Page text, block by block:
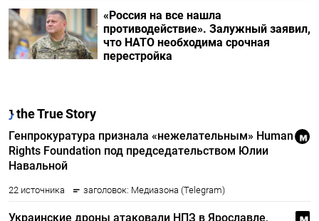
«Россия на все нашла
противодействие». Залужный заявил,
что НАТО необходима срочная
перестройка